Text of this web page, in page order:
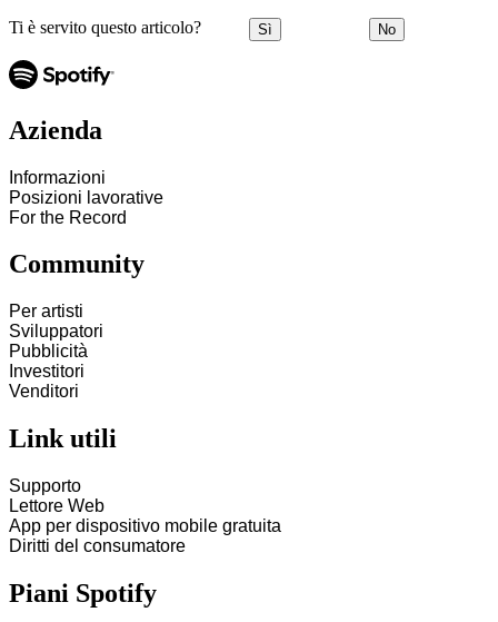
Ti è servito questo articolo? Sì No
Azienda
Informazioni
Posizioni lavorative
For the Record
Community
Per artisti
Sviluppatori
Pubblicità
Investitori
Venditori
Link utili
Supporto
Lettore Web
App per dispositivo mobile gratuita
Diritti del consumatore
Piani Spotify